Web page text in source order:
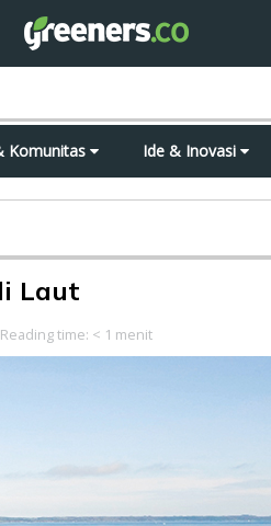
Komunitas Ide & Inovasi
Laut
Reading time: < 1 menit